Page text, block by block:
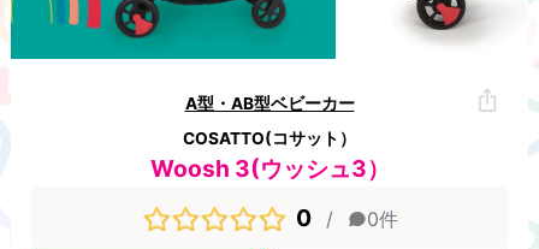
A型・AB型ベビーカー
COSATTO(コサット）
Woosh 3(ウッシュ3）
0
/ 0件